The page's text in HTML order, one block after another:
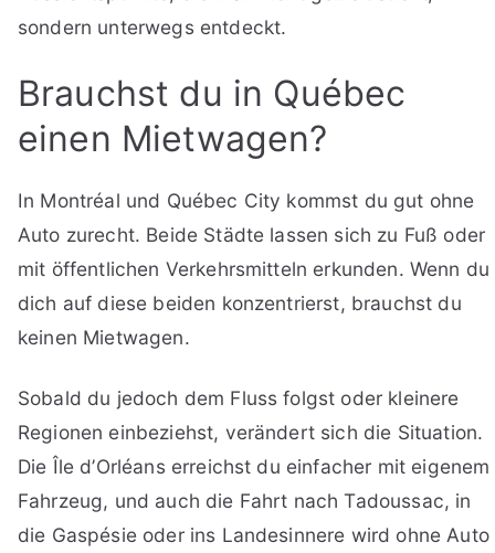
sondern unterwegs entdeckt.
Brauchst du in Québec
einen Mietwagen?
In Montréal und Québec City kommst du gut ohne
Auto zurecht. Beide Städte lassen sich zu Fuß oder
mit öffentlichen Verkehrsmitteln erkunden. Wenn du
dich auf diese beiden konzentrierst, brauchst du
keinen Mietwagen.
Sobald du jedoch dem Fluss folgst oder kleinere
Regionen einbeziehst, verändert sich die Situation.
Die Île d’Orléans erreichst du einfacher mit eigenem
Fahrzeug, und auch die Fahrt nach Tadoussac, in
die Gaspésie oder ins Landesinnere wird ohne Auto